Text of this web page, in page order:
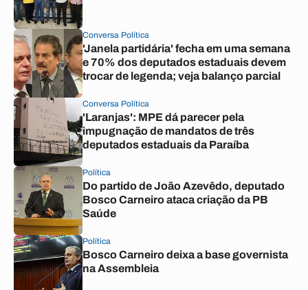
Conversa Política
'Janela partidária' fecha em uma semana
e 70% dos deputados estaduais devem
trocar de legenda; veja balanço parcial
Conversa Política
'Laranjas': MPE dá parecer pela
impugnação de mandatos de três
deputados estaduais da Paraíba
Política
Do partido de João Azevêdo, deputado
Bosco Carneiro ataca criação da PB
Saúde
Política
Bosco Carneiro deixa a base governista
na Assembleia